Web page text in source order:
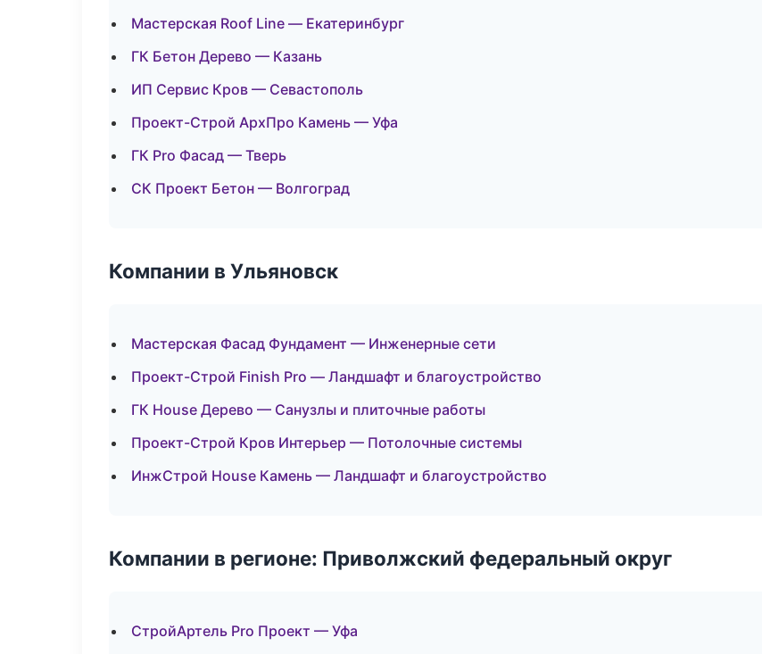
Мастерская Roof Line — Екатеринбург
ГК Бетон Дерево — Казань
ИП Сервис Кров — Севастополь
Проект-Строй АрхПро Камень — Уфа
ГК Pro Фасад — Тверь
СК Проект Бетон — Волгоград
Компании в Ульяновск
Мастерская Фасад Фундамент — Инженерные сети
Проект-Строй Finish Pro — Ландшафт и благоустройство
ГК House Дерево — Санузлы и плиточные работы
Проект-Строй Кров Интерьер — Потолочные системы
ИнжСтрой House Камень — Ландшафт и благоустройство
Компании в регионе: Приволжский федеральный округ
СтройАртель Pro Проект — Уфа